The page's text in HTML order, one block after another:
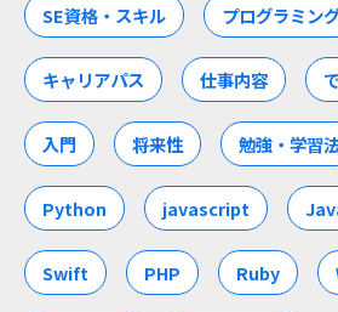
SE資格・スキル プログラミン
キャリアパス 仕事内容
入門 将来性 勉強・学習
Python javascript
Swift PHP Ruby